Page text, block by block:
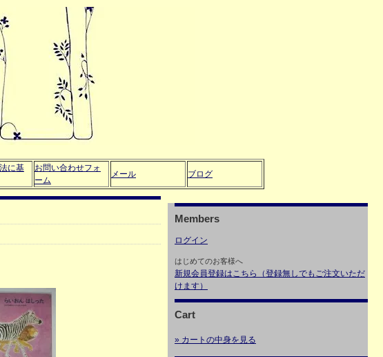
に基
お問い合わせフォ
ーム
メール ブログ
Members
ログイン
はじめてのお客様へ
新規会員登録はこちら（登録無しでもご注文いただ
けます）
Cart
» カートの中身を見る